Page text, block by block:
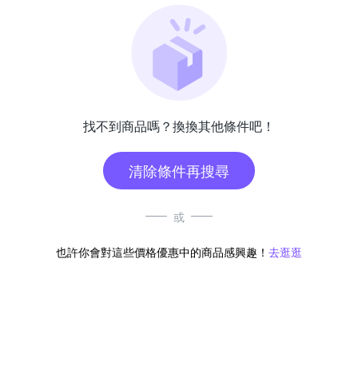
找不到商品嗎？換換其他條件吧！
清除條件再搜尋
或
也許你會對這些價格優惠中的商品感興趣！ 去逛逛